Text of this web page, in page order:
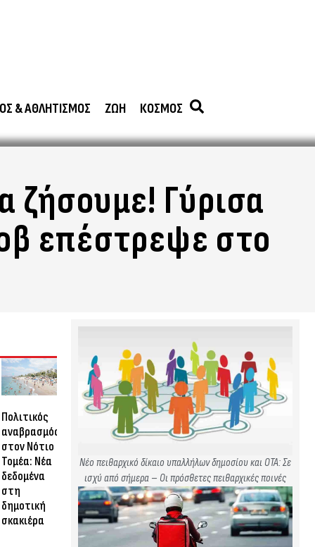
& ΑΘΛΗΤΙΣΜΟΣ ΖΩΗ ΚΟΣΜΟΣ
ζήσουμε! Γύρισα
επέστρεψε στο
Πολιτικός
αναβρασμός
στον Νότιο
Τομέα: Νέα
δεδομένα
στη
δημοτική
σκακιέρα
Νέο πειθαρχικό δίκαιο υπαλλήλων δημοσίου και ΟΤΑ: Σε
ισχύ από σήμερα – Οι πρόσθετες πειθαρχικές ποινές